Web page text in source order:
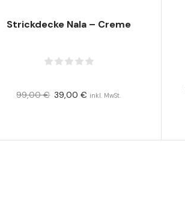
Strickdecke Nala – Creme
99,00€ 39,00€ inkl. MwSt.